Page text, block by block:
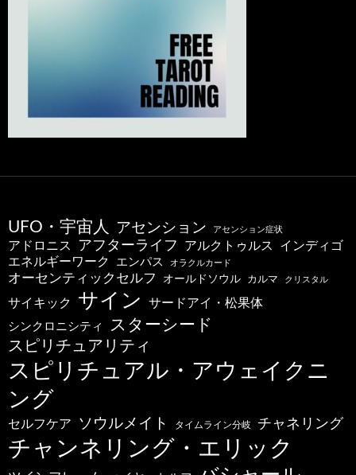
UFO・宇宙人 アセンション アセンション症状
アドロニス アフターライフ アルクトゥルス インディゴ
エネルギーワーク エンパス オラクルカード
オーセンティックセルフ オールドソウル カルマ クリスタル
サイキック サイン サードアイ・松果体
シンクロニシティ スターシード
スピリチュアリティ
スピリチュアル・アウェイクニ
ング
セルフケア ソウルメイト タイムライン分岐 チャネリング
チャンネリング・エリック